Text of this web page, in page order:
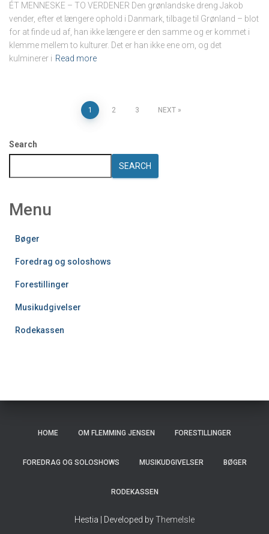
ÉT MENNESKE – TO VERDENER Den grønlandske dreng Jakob
vender, efter et længere ophold i Danmark, tilbage til Grønland – blot
for at finde ud af, han ikke længere er den samme og er kommet i
klemme mellem to kulturer. Det er han ikke ene om, og det
kulminerer i Read more
pagination
1 2 3 NEXT
Search
SEARCH
Menu
Bøger
Foredrag og soloshows
Forestillinger
Musikudgivelser
Rodekassen
HOME OM FLEMMING JENSEN FORESTILLINGER
FOREDRAG OG SOLOSHOWS MUSIKUDGIVELSER BØGER
RODEKASSEN
Hestia | Developed byThemeIsle